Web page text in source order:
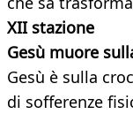
XII stazione
Gesù muore
Gesù è sulla
di sofferenze